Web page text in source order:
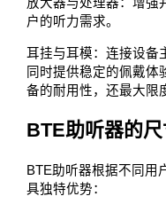
放大器与处理器：增强
户的听力需求。
耳挂与耳模：连接设备
同时提供稳定的佩戴体
备的耐用性，还最大限
BTE助听器的
BTE助听器根据不同用
具独特优势：